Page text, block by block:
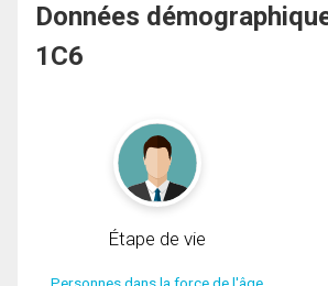
Données
1C6
Étape de vie